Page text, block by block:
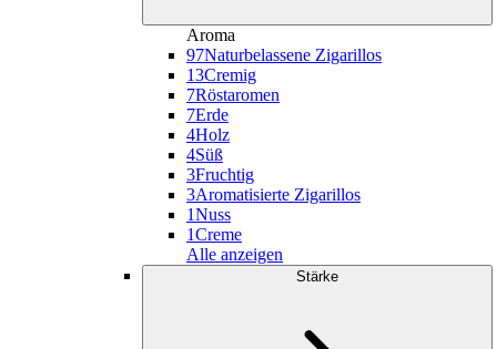
Aroma
97Naturbelassene Zigarillos
13Cremig
7Röstaromen
7Erde
4Holz
4Süß
3Fruchtig
3Aromatisierte Zigarillos
1Nuss
1Creme
Alle anzeigen
Stärke